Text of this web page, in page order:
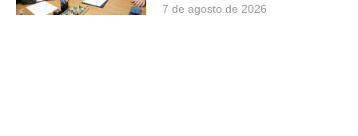
7 de agosto de 2026